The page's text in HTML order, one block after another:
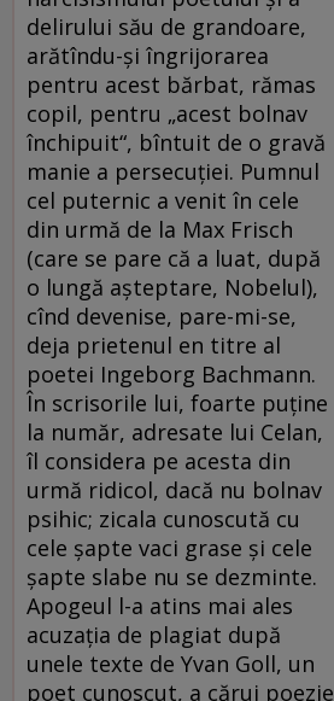
delirului său de grandoare,
arătîndu-și îngrijorarea
pentru acest bărbat, rămas
copil, pentru „acest bolnav
închipuit“, bîntuit de o gravă
manie a persecuției. Pumnul
cel puternic a venit în cele
din urmă de la Max Frisch
(care se pare că a luat, după
o lungă așteptare, Nobelul),
cînd devenise, pare-mi-se,
deja prietenul en titre al
poetei Ingeborg Bachmann.
În scrisorile lui, foarte puține
la număr, adresate lui Celan,
îl considera pe acesta din
urmă ridicol, dacă nu bolnav
psihic; zicala cunoscută cu
cele șapte vaci grase și cele
șapte slabe nu se dezminte.
Apogeul l-a atins mai ales
acuzația de plagiat după
unele texte de Yvan Goll, un
poet cunoscut, a cărui poezie